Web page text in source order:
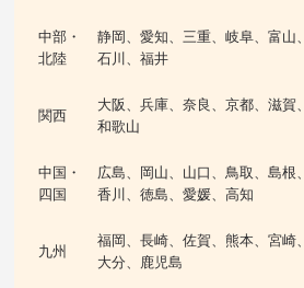
中部・
北陸
静岡、愛知、三重、岐阜、富山、
石川、福井
関西
大阪、兵庫、奈良、京都、滋賀、
和歌山
中国・
四国
広島、岡山、山口、鳥取、島根、
香川、徳島、愛媛、高知
九州
福岡、長崎、佐賀、熊本、宮崎、
大分、鹿児島